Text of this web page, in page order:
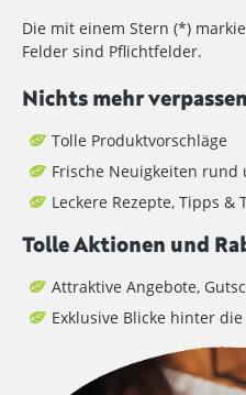
Die mit einem Stern (*)
Felder sind Pflichtfelder.
Nichts mehr verpassen
Tolle Produktvorschläge
Frische Neuigkeiten rund
Leckere Rezepte, Tipps &
Tolle Aktionen und
Attraktive Angebote,
Exklusive Blicke hinter